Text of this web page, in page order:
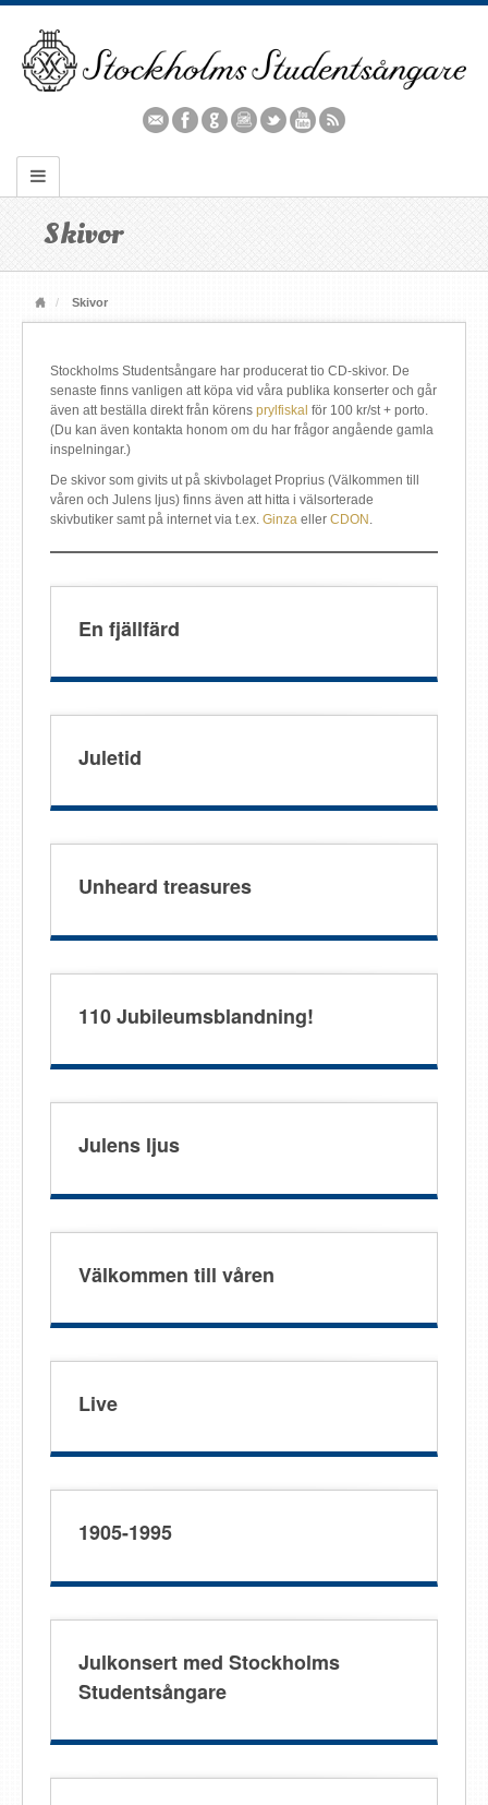
Skivor
Skivor
Stockholms Studentsångare har producerat tio CD-skivor. De
senaste finns vanligen att köpa vid våra publika konserter och går
även att beställa direkt från körens prylfiskal för 100 kr/st + porto.
(Du kan även kontakta honom om du har frågor angående gamla
inspelningar.)
De skivor som givits ut på skivbolaget Proprius (Välkommen till
våren och Julens ljus) finns även att hitta i välsorterade
skivbutiker samt på internet via t.ex. Ginza eller CDON
En fjällfärd
Juletid
Unheard treasures
110 Jubileumsblandning!
Julens ljus
Välkommen till våren
Live
1905-1995
Julkonsert med Stockholms
Studentsångare